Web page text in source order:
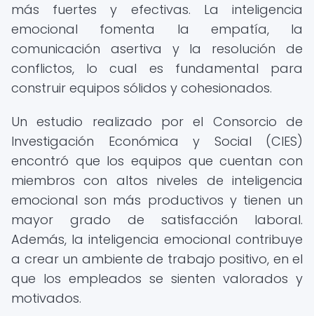
más fuertes y efectivas. La inteligencia
emocional fomenta la empatía, la
comunicación asertiva y la resolución de
conflictos, lo cual es fundamental para
construir equipos sólidos y cohesionados.
Un estudio realizado por el Consorcio de
Investigación Económica y Social (CIES)
encontró que los equipos que cuentan con
miembros con altos niveles de inteligencia
emocional son más productivos y tienen un
mayor grado de satisfacción laboral.
Además, la inteligencia emocional contribuye
a crear un ambiente de trabajo positivo, en el
que los empleados se sienten valorados y
motivados.